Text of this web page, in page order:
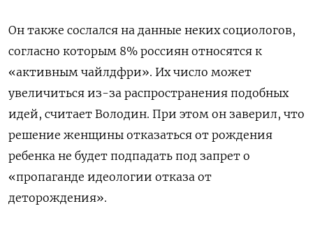
Он также сослался на данные неких социологов,
согласно которым 8% россиян относятся к
«активным чайлдфри». Их число может
увеличиться из-за распространения подобных
идей, считает Володин. При этом он заверил, что
решение женщины отказаться от рождения
ребенка не будет подпадать под запрет о
«пропаганде идеологии отказа от
деторождения».